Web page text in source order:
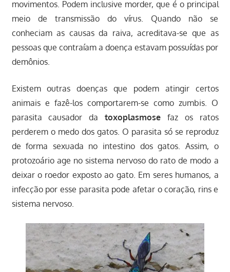
movimentos. Podem inclusive morder, que é o principal
meio de transmissão do vírus. Quando não se
conheciam as causas da raiva, acreditava-se que as
pessoas que contraíam a doença estavam possuídas por
demônios.
Existem outras doenças que podem atingir certos
animais e fazê-los comportarem-se como zumbis. O
parasita causador da toxoplasmose faz os ratos
perderem o medo dos gatos. O parasita só se reproduz
de forma sexuada no intestino dos gatos. Assim, o
protozoário age no sistema nervoso do rato de modo a
deixar o roedor exposto ao gato. Em seres humanos, a
infecção por esse parasita pode afetar o coração, rins e
sistema nervoso.